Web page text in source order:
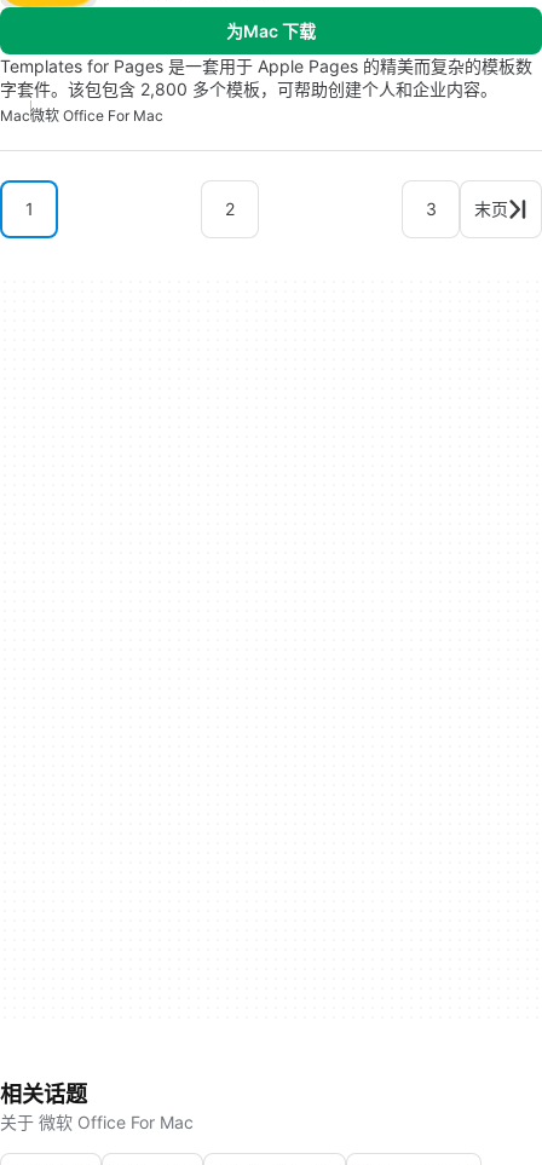
为Mac 下载
Templates for Pages 是一套用于 Apple Pages 的精美而复杂的模板数
字套件。该包包含 2,800 多个模板，可帮助创建个人和企业内容。
Mac微软 Office For Mac
1 2 3 末页
相关话题
关于 微软 Office For Mac